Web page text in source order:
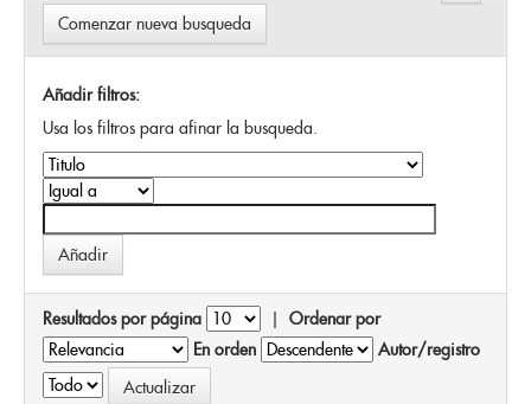
Comenzar nueva busqueda
Añadir filtros:
Usa los filtros para afinar la busqueda.
Resultados por página | Ordenar por
En orden
Autor/registro